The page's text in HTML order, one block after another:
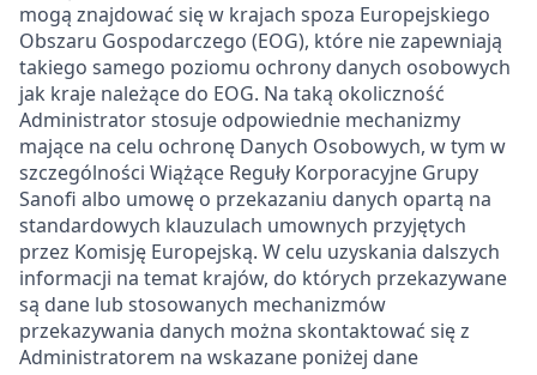
mogą znajdować się w krajach spoza Europejskiego
Obszaru Gospodarczego (EOG), które nie zapewniają
takiego samego poziomu ochrony danych osobowych
jak kraje należące do EOG. Na taką okoliczność
Administrator stosuje odpowiednie mechanizmy
mające na celu ochronę Danych Osobowych, w tym w
szczególności Wiążące Reguły Korporacyjne Grupy
Sanofi albo umowę o przekazaniu danych opartą na
standardowych klauzulach umownych przyjętych
przez Komisję Europejską. W celu uzyskania dalszych
informacji na temat krajów, do których przekazywane
są dane lub stosowanych mechanizmów
przekazywania danych można skontaktować się z
Administratorem na wskazane poniżej dane